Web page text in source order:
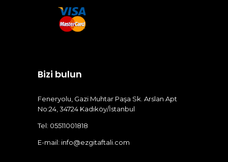
Bizi bulun
Feneryolu, Gazi Muhtar Paşa Sk. Arslan Apt
No:24, 34724 Kadıköy/İstanbul
Tel: 05511001818
E-mail: info@ezgitaftali.com